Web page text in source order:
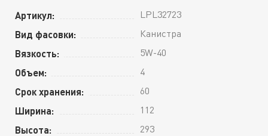
Артикул: LPL32723
Вид фасовки: Канистра
Вязкость: 5W-40
Объем: 4
Срок хранения: 60
Ширина: 112
Высота: 293